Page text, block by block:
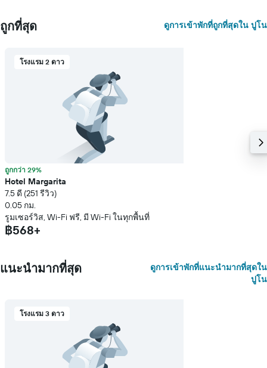
ถูกที่สุด ดูการเข้าพักที่ถูกที่สุดใน ปูโน
โรงแรม 2 ดาว
ถูกกว่า 29%
Hotel Margarita
7.5 ดี (251 รีวิว)
0.05 กม.
รูมเซอร์วิส, Wi-Fi ฟรี, มี Wi-Fi ในทุกพื้นที่
฿568+
แนะนำมากที่สุด
ดูการเข้าพักที่แนะนำมากที่สุดใน
ปูโน
โรงแรม 3 ดาว